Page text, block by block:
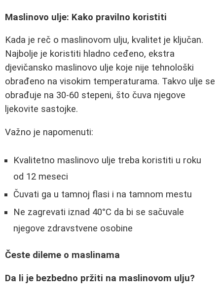
Maslinovo ulje: Kako pravilno koristiti
Kada je reč o maslinovom ulju, kvalitet je ključan.
Najbolje je koristiti hladno ceđeno, ekstra
djevičansko maslinovo ulje koje nije tehnološki
obrađeno na visokim temperaturama. Takvo ulje se
obrađuje na 30-60 stepeni, što čuva njegove
ljekovite sastojke.
Važno je napomenuti:
Kvalitetno maslinovo ulje treba koristiti u roku
od 12 meseci
Čuvati ga u tamnoj flasi i na tamnom mestu
Ne zagrevati iznad 40°C da bi se sačuvale
njegove zdravstvene osobine
Česte dileme o maslinama
Da li je bezbedno pržiti na maslinovom ulju?